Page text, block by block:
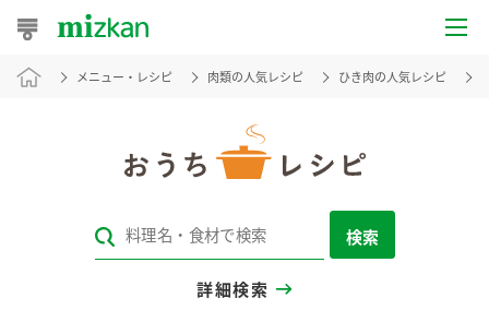
おうちレシピ
レシピカテゴリ一覧
メニュー・レシピ 肉類の人気レシピ ひき肉の人気レシピ
検索
詳細検索